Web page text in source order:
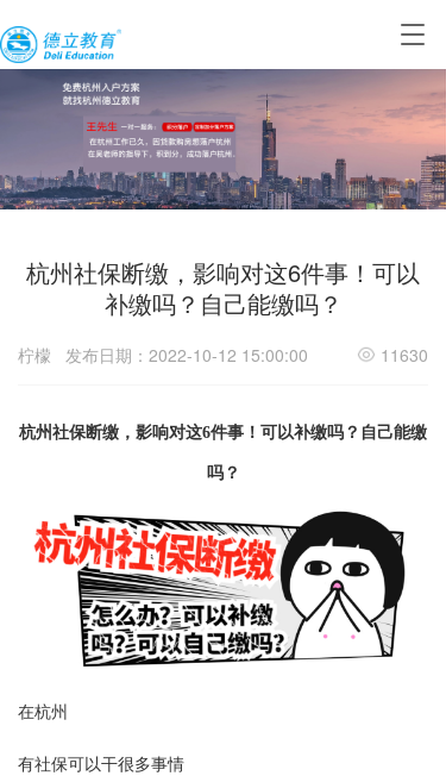
T
g
g
n
a
g
i
o
杭州社保断缴，影响对这6件事！可以
补缴吗？自己能缴吗？
柠檬 发布日期：2022-10-12 15:00:00 11630
杭州社保断缴， 影响对这6件事！可以补缴吗？自己能缴
吗？
在杭州
有社保可以干很多事情